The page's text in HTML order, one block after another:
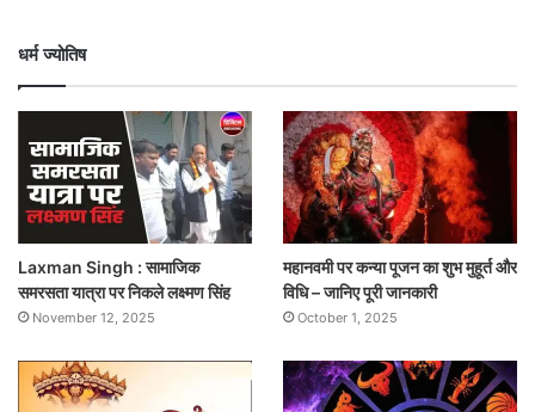
धर्म ज्योतिष
Laxman Singh : सामाजिक
समरसता यात्रा पर निकले लक्ष्मण सिंह
November 12, 2025
महानवमी पर कन्या पूजन का शुभ मुहूर्त और
विधि – जानिए पूरी जानकारी
October 1, 2025